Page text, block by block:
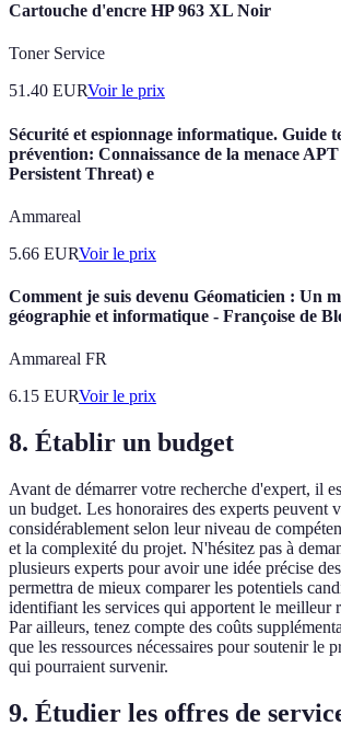
Cartouche d'encre HP 963 XL Noir
Toner Service
51.40 EURVoir le prix
Sécurité et espionnage informatique. Guide
prévention: Connaissance de la menace
Persistent Threat) e
Ammareal
5.66 EURVoir le prix
Comment je suis devenu Géomaticien : Un
géographie et informatique - Françoise de
Ammareal FR
6.15 EURVoir le prix
8. Établir un budget
Avant de démarrer votre recherche d'expert, il
un budget. Les honoraires des experts peuvent
considérablement selon leur niveau de
et la complexité du projet. N'hésitez pas à
plusieurs experts pour avoir une idée précise
permettra de mieux comparer les potentiels
identifiant les services qui apportent le meilleur
Par ailleurs, tenez compte des coûts
que les ressources nécessaires pour soutenir le
qui pourraient survenir.
9. Étudier les offres de